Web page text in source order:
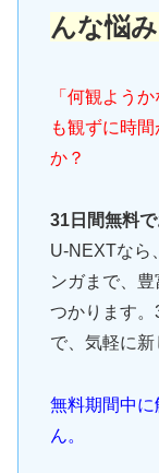
んな悩
「何観よう
も観ずに時
か？
31日間無料で
U-NEXTなら
ンガまで、
つかります
で、気軽に新
無料期間中
ん。